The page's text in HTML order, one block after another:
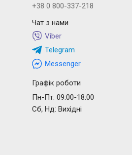
+38 0 800-337-218
Чат з нами
Viber
Telegram
Messenger
Графік роботи
Пн-Пт: 09:00-18:00
Сб, Нд: Вихідні